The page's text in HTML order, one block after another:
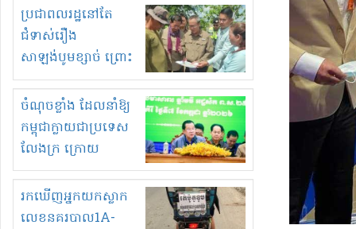
មួយចំនួនទៀត
កំពង់តែគុបគិតគ្នា
ធ្វើសកម្មភាពរកស៊ីនិង
ស្តុកទំនិញគេចពន្ធ?
ប្រជាពលរដ្ឋនៅតែ
ជំទាស់រឿង
សាឡង់បូមខ្សាច់ ព្រោះ
ខ្លាចបាក់ច្រាំងទៀត!
ចំណុចខ្លាំង ដែលនាំឱ្យ
កម្ពុជាក្លាយជាប្រទេស
លែងក្រ ក្រោយ
ឆ្នាំ២០៣០
រកឃើញអ្នកយកស្លាក
លេខនគរបាល1A-